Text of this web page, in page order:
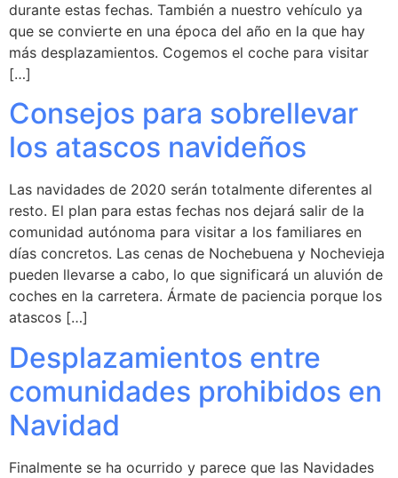
durante estas fechas. También a nuestro vehículo ya
que se convierte en una época del año en la que hay
más desplazamientos. Cogemos el coche para visitar
[…]
Consejos para sobrellevar
los atascos navideños
Las navidades de 2020 serán totalmente diferentes al
resto. El plan para estas fechas nos dejará salir de la
comunidad autónoma para visitar a los familiares en
días concretos. Las cenas de Nochebuena y Nochevieja
pueden llevarse a cabo, lo que significará un aluvión de
coches en la carretera. Ármate de paciencia porque los
atascos […]
Desplazamientos entre
comunidades prohibidos en
Navidad
Finalmente se ha ocurrido y parece que las Navidades